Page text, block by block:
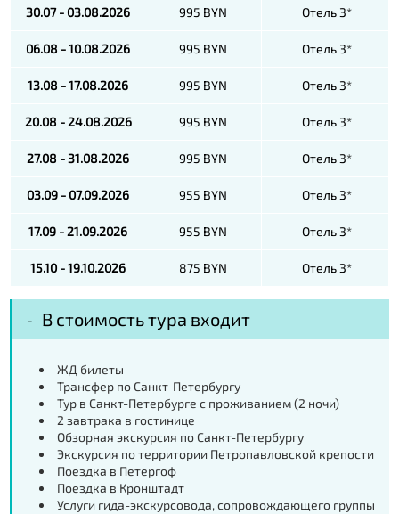
30.07 - 03.08.2026 995 BYN Отель 3*
06.08 - 10.08.2026 995 BYN Отель 3*
13.08 - 17.08.2026 995 BYN Отель 3*
20.08 - 24.08.2026 995 BYN Отель 3*
27.08 - 31.08.2026 995 BYN Отель 3*
03.09 - 07.09.2026 955 BYN Отель 3*
17.09 - 21.09.2026 955 BYN Отель 3*
15.10 - 19.10.2026 875 BYN Отель 3*
В стоимость тура входит
ЖД билеты
Трансфер по Санкт-Петербургу
Тур в Санкт-Петербурге с проживанием (2 ночи)
2 завтрака в гостинице
Обзорная экскурсия по Санкт-Петербургу
Экскурсия по территории Петропавловской крепости
Поездка в Петергоф
Поездка в Кронштадт
Услуги гида-экскурсовода, сопровождающего группы